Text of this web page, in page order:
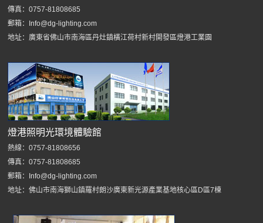
傳真：0757-81808685
郵箱：Info@dg-lighting.com
地址：廣東省佛山市南海區丹灶鎮橫江荷村新村開發區燈港工業園
燈港照明光環境體驗館
熱線：0757-81808656
傳真：0757-81808685
郵箱：Info@dg-lighting.com
地址：佛山市南海獅山鎮羅村朗沙廣東新光源產業基地核心區D區7棟